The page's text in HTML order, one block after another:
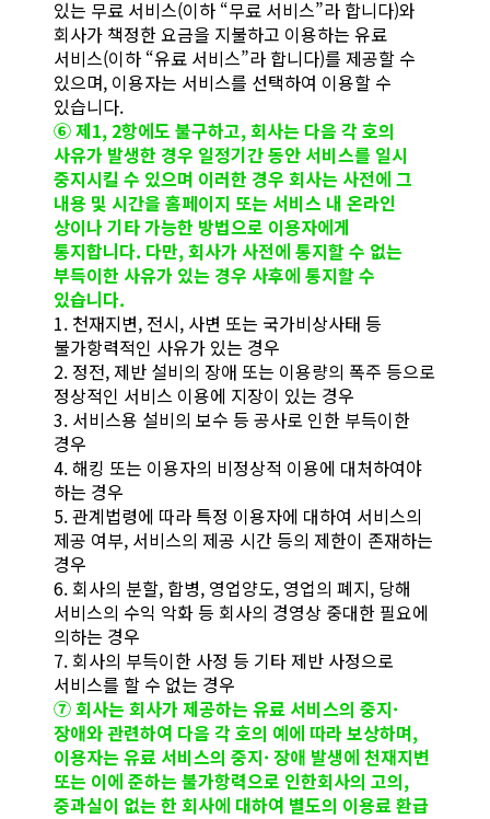
있는 무료 서비스(이하 “무료 서비스”라 합니다)와
회사가 책정한 요금을 지불하고 이용하는 유료
서비스(이하 “유료 서비스”라 합니다)를 제공할 수
있으며, 이용자는 서비스를 선택하여 이용할 수
있습니다.
⑥ 제1, 2항에도 불구하고, 회사는 다음 각 호의
사유가 발생한 경우 일정기간 동안 서비스를 일시
중지시킬 수 있으며 이러한 경우 회사는 사전에 그
내용 및 시간을 홈페이지 또는 서비스 내 온라인
상이나 기타 가능한 방법으로 이용자에게
통지합니다. 다만, 회사가 사전에 통지할 수 없는
부득이한 사유가 있는 경우 사후에 통지할 수
있습니다.
1. 천재지변, 전시, 사변 또는 국가비상사태 등
불가항력적인 사유가 있는 경우
2. 정전, 제반 설비의 장애 또는 이용량의 폭주 등으로
정상적인 서비스 이용에 지장이 있는 경우
3. 서비스용 설비의 보수 등 공사로 인한 부득이한
경우
4. 해킹 또는 이용자의 비정상적 이용에 대처하여야
하는 경우
5. 관계법령에 따라 특정 이용자에 대하여 서비스의
제공 여부, 서비스의 제공 시간 등의 제한이 존재하는
경우
6. 회사의 분할, 합병, 영업양도, 영업의 폐지, 당해
서비스의 수익 악화 등 회사의 경영상 중대한 필요에
의하는 경우
7. 회사의 부득이한 사정 등 기타 제반 사정으로
서비스를 할 수 없는 경우
⑦ 회사는 회사가 제공하는 유료 서비스의 중지·
장애와 관련하여 다음 각 호의 예에 따라 보상하며,
이용자는 유료 서비스의 중지· 장애 발생에 천재지변
또는 이에 준하는 불가항력으로 인한회사의 고의,
중과실이 없는 한 회사에 대하여 별도의 이용료 환급